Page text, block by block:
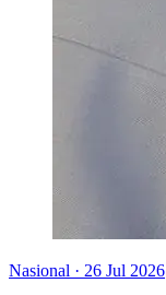
Nasional · 26 Jul 2026